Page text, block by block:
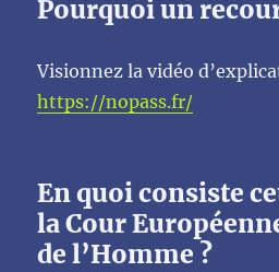
Pourquoi un
Visionnez la vidéo
https://nopass.fr/
En quoi consiste
la Cour
de l’Homme ?